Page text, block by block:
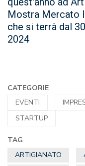
Mostra Mercato
che si terrà dal
2024
CATEGORIE
EVENTI
STARTUP
TAG
ARTIGIANATO